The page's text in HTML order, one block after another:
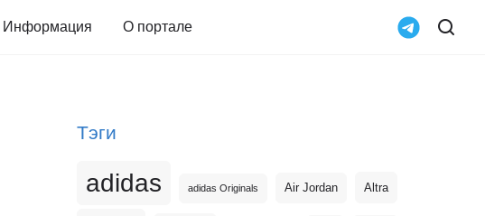
Информация О портале
Тэги
adidas adidas Originals Air Jordan Altra